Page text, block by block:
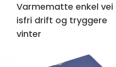
Varmematte enkel vei til
isfri drift og tryggere
vinter